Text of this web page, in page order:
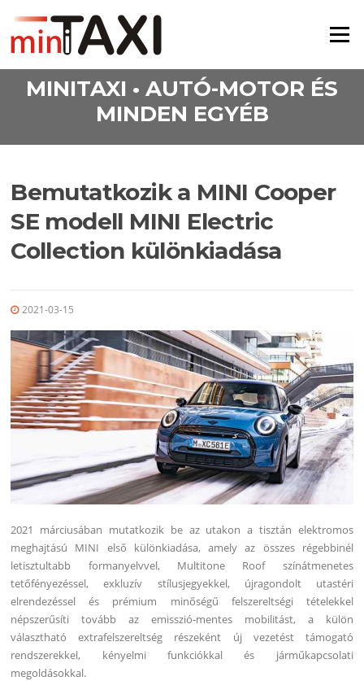
Menü
MINITAXI • AUTÓ-MOTOR ÉS
MINDEN EGYÉB
Bemutatkozik a MINI Cooper
SE modell MINI Electric
Collection különkiadása
2021-03-15
2021 márciusában mutatkozik be az utakon a tisztán elektromos
meghajtású MINI első különkiadása, amely az összes régebbinél
letisztultabb formanyelvvel, Multitone Roof színátmenetes
tetőfényezéssel, exkluzív stílusjegyekkel, újragondolt utastéri
elrendezéssel és prémium minőségű felszereltségi tételekkel
népszerűsíti tovább az emisszió-mentes mobilitást, a külön
választható extrafelszereltség részeként új vezetést támogató
rendszerekkel, kényelmi funkciókkal és járműkapcsolati
megoldásokkal.